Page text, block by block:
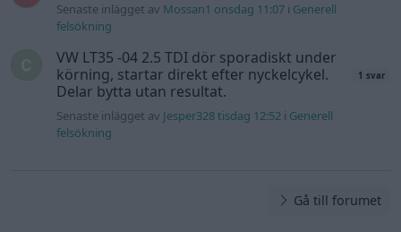
Senaste inlägget av Mossan1 onsdag 11:07 i Generell
felsökning
VW LT35 -04 2.5 TDI dör sporadiskt under
körning, startar direkt efter nyckelcykel.
Delar bytta utan resultat.
1 svar
Senaste inlägget av Jesper328 tisdag 12:52 i Generell
felsökning
Gå till forumet